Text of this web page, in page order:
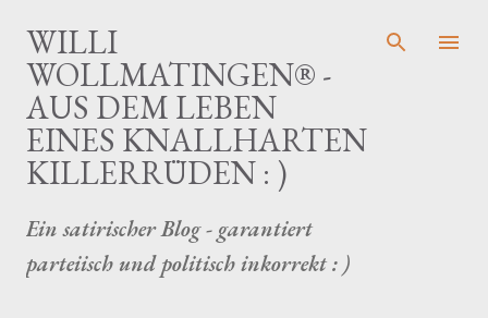
WILLI
WOLLMATINGEN® -
AUS DEM LEBEN
EINES KNALLHARTEN
KILLERRÜDEN : )
Ein satirischer Blog - garantiert
parteiisch und politisch inkorrekt : )